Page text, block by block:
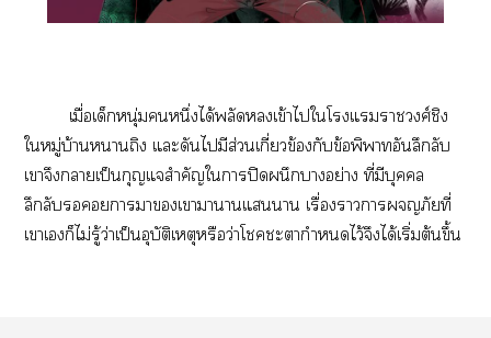
เมื่อเด็กหนุ่มหนึ่งได้พลัดเข้าไใโแาชวงศ์ชิง
ใหมู่บ้านาถิง แะดันไมีส่วนเกี่ยวข้องกับข้อพิพาทอันลึกลับ
เาจึงาเป็นกุญแจสำคัญใาปิดผนึกาอย่าง ที่มีบุคคล
ลึกลับาาเาาานแา เรื่องาาภัยที่
เาเก็ไม่รู้ว่าเป็นอุบัติเหตุหรือว่าโะากำหนดไว้จึงได้เริ่มต้นขึ้น